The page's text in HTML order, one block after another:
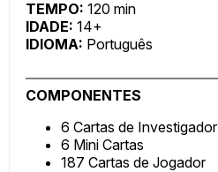
TEMPO: 120 min
IDADE: 14+
IDIOMA: Português
COMPONENTES
6 Cartas de Investigador
6 Mini Cartas
187 Cartas de Jogador